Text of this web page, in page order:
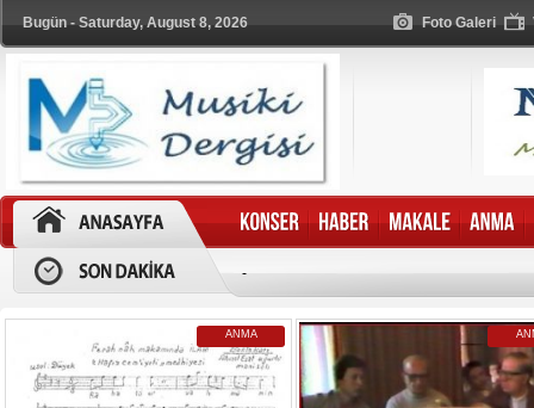
Bugün - Saturday, August 8, 2026 Foto Galeri
-
ANMA